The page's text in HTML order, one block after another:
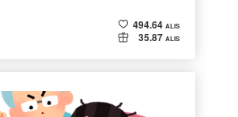
494.64 ALIS
35.87 ALIS